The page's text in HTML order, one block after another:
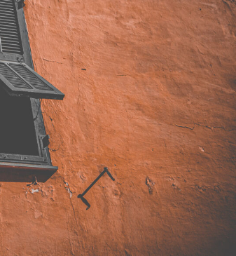
wächter aus stein
Wächter Videos